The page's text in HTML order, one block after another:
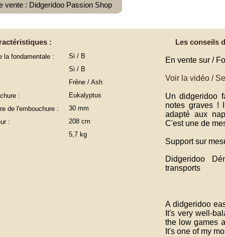
vente : Didgeridoo Passion Shop
:
la fondamentale :
:
de l'embouchure :
:
Si / B
Si / B
Frêne / Ash
Eukalyptus
30 mm
208 cm
5,7 kg
Les conseils
En vente sur /
Voir la vidéo /
Un didgeridoo
notes graves !
adapté aux
C'est une de
Support sur
Didgeridoo
transports
A didgeridoo
It's very well-
the low games
It's one of my